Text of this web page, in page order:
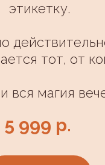
этикетку.
тот, от
вся магия
5 999 р.